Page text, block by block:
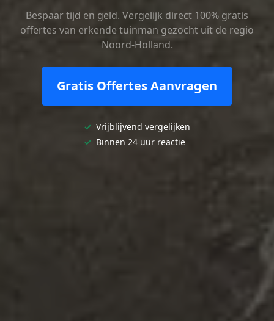
Bespaar tijd en geld. Vergelijk direct 100% gratis
offertes van erkende tuinman gezocht uit de regio
Noord-Holland.
Gratis Offertes Aanvragen
✓ Vrijblijvend vergelijken
✓ Binnen 24 uur reactie